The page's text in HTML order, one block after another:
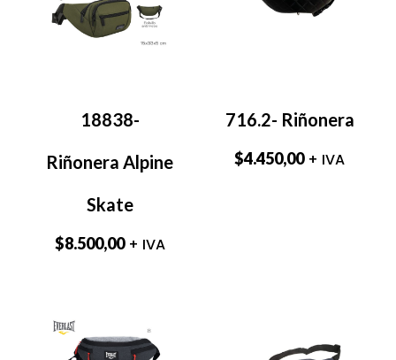
18838-
Riñonera Alpine
Skate
$8.500,00 + IVA
716.2- Riñonera
$4.450,00 + IVA